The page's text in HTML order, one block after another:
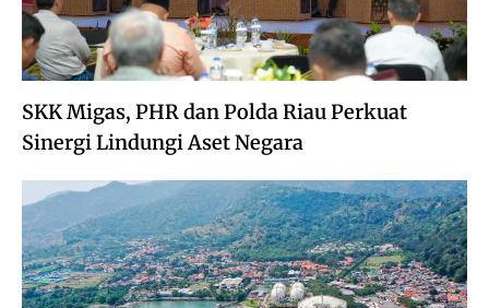
SKK Migas, PHR dan Polda Riau Perkuat
Sinergi Lindungi Aset Negara